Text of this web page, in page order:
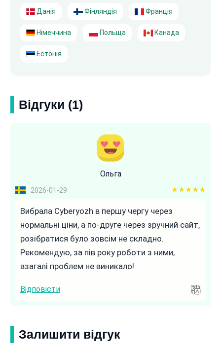
Данія Фінляндія Франція
Німеччина Польща Канада
Естонія
Відгуки (1)
Ольга
2026-01-29 5 out of 5
Вибрала Cyberyozh в першу чергу через
нормальні ціни, а по-друге через зручний сайт,
розібратися було зовсім не складно.
Рекомендую, за пів року роботи з ними,
взагалі проблем не виникало!
Відповісти
Залишити відгук